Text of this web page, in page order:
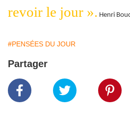
revoir le jour ». Henri
#PENSÉES DU JOUR
Partager